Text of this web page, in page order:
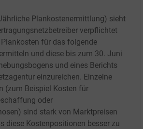
Plankostenermittlung) sieht
verpflichtet
für das folgende
und diese bis zum 30. Juni
und eines Berichts
einzureichen. Einzelne
(zum Beispiel Kosten für
oder
sind stark von Marktpreisen
diese Kostenpositionen besser zu